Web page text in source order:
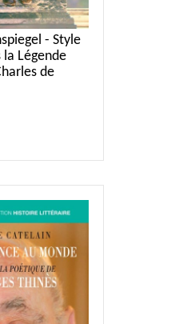
- Style
Légende
de